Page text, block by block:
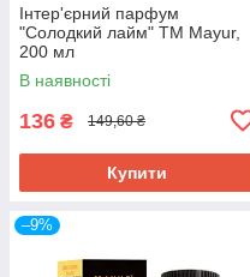
Інтер'єрний парфум
"Солодкий лайм" ТМ Mayur,
200 мл
В наявності
136 ₴ 149,60 ₴
Купити
–9%